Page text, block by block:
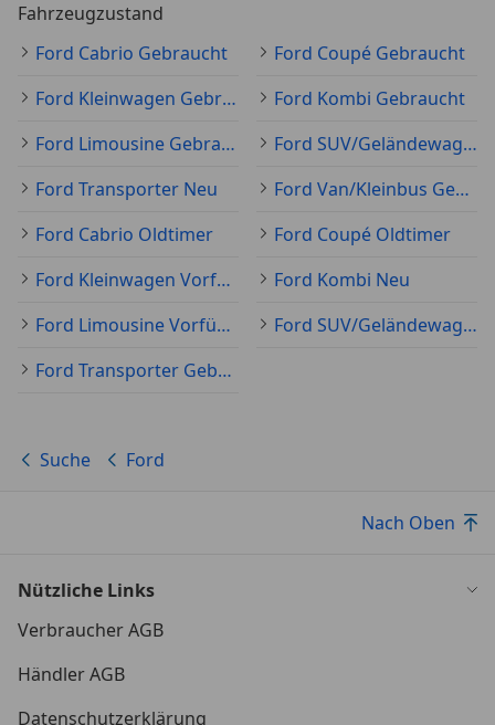
Fahrzeugzustand
Ford Cabrio Gebraucht
Ford Coupé Gebraucht
Ford Kleinwagen Gebraucht
Ford Kombi Gebraucht
Ford Limousine Gebraucht
Ford SUV/Geländewagen/Pickup Gebraucht
Ford Transporter Neu
Ford Van/Kleinbus Gebraucht
Ford Cabrio Oldtimer
Ford Coupé Oldtimer
Ford Kleinwagen Vorführfahrzeug
Ford Kombi Neu
Ford Limousine Vorführfahrzeug
Ford SUV/Geländewagen/Pickup Neu
Ford Transporter Gebraucht
Suche Ford
Nach Oben
Nützliche Links
Verbraucher AGB
Händler AGB
Datenschutzerklärung